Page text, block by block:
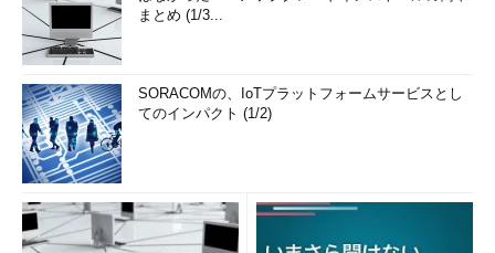
まとめ (1/3...
SORACOMの、IoTプラットフォームサービスとし
てのインパクト (1/2)